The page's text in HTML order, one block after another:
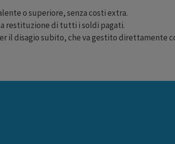
o superiore, senza costi extra.
restituzione di tutti i soldi pagati.
il disagio subito, che va gestito direttamente